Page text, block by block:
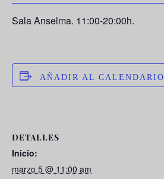
Sala Anselma. 11:00-20:00h.
AÑADIR AL CALENDARIO
DETALLES
Inicio:
marzo 5 @ 11:00 am